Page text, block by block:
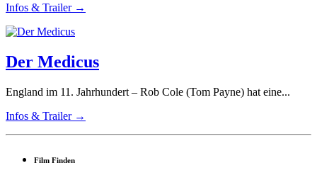
Infos & Trailer →
Der Medicus
England im 11. Jahrhundert – Rob Cole (Tom Payne) hat eine...
Infos & Trailer →
Film Finden